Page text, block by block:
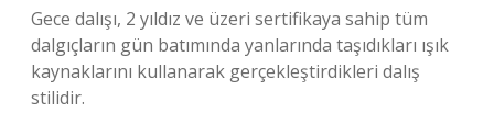
Gece dalışı, 2 yıldız ve üzeri sertifikaya sahip tüm
dalgıçların gün batımında yanlarında taşıdıkları ışık
kaynaklarını kullanarak gerçekleştirdikleri dalış
stilidir.